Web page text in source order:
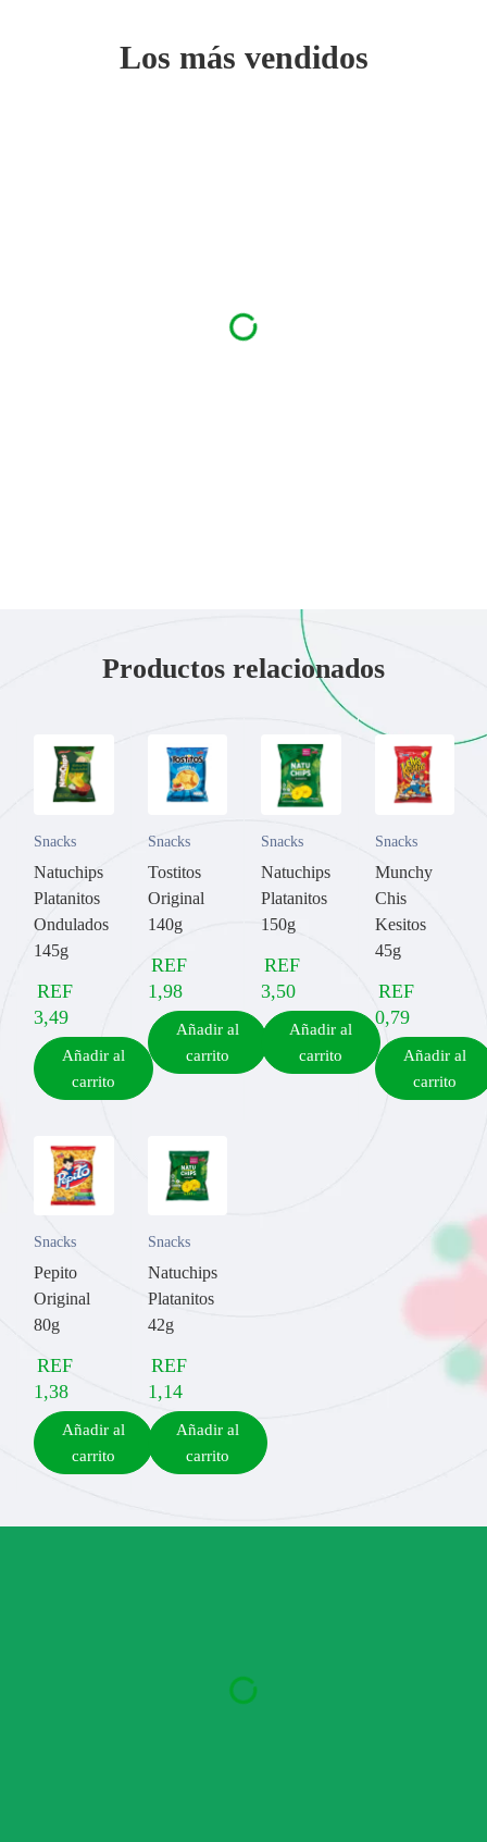
Los más vendidos
Productos relacionados
Snacks
Natuchips
Platanitos
Ondulados
145g
REF
3,49
Añadir al
carrito
Snacks
Tostitos
Original
140g
REF
1,98
Añadir al
carrito
Snacks
Natuchips
Platanitos
150g
REF
3,50
Añadir al
carrito
Snacks
Munchy
Chis
Kesitos
45g
REF
0,79
Añadir al
carrito
Snacks
Pepito
Original
80g
REF
1,38
Añadir al
carrito
Snacks
Natuchips
Platanitos
42g
REF
1,14
Añadir al
carrito